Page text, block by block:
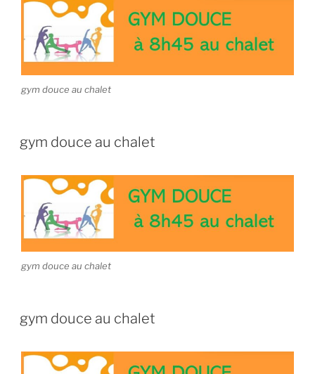
gym douce au chalet
gym douce au chalet
gym douce au chalet
gym douce au chalet